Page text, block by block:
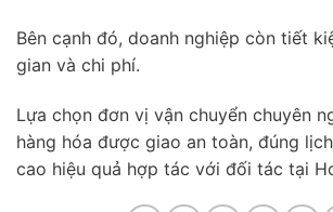
Bên cạnh đó, doanh nghiệp còn tiết
gian và chi phí.
Lựa chọn đơn vị vận chuyển chuyên
hàng hóa được giao an toàn, đúng
cao hiệu quả hợp tác với đối tác tại